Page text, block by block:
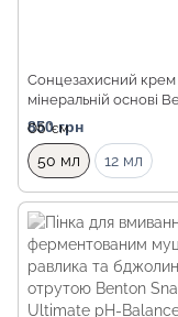
Сонцезахисний крем
мінеральній основі
Skin Fit Mineral Sun
SPF50+/PA++++, 50 мл
850 грн
Об `єм
50 мл 12 мл